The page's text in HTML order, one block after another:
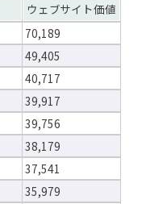
ウェブサイト価値
70,189
49,405
40,717
39,917
39,756
38,179
37,541
35,979